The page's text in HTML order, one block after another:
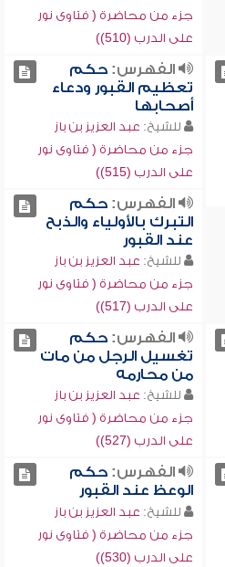
جزء من محاضرة ( فتاوى نور
على الدرب (510))
الفهرس:حكم
تعظيم القبور ودعاء
أصحابها
للشيخ: عبد العزيز بن باز
جزء من محاضرة ( فتاوى نور
على الدرب (515))
الفهرس:حكم
التبرك بالأولياء والذبح
عند القبور
للشيخ: عبد العزيز بن باز
جزء من محاضرة ( فتاوى نور
على الدرب (517))
الفهرس:حكم
تغسيل الرجل من مات
من محارمه
للشيخ: عبد العزيز بن باز
جزء من محاضرة ( فتاوى نور
على الدرب (527))
الفهرس:حكم
الوعظ عند القبور
للشيخ: عبد العزيز بن باز
جزء من محاضرة ( فتاوى نور
على الدرب (530))